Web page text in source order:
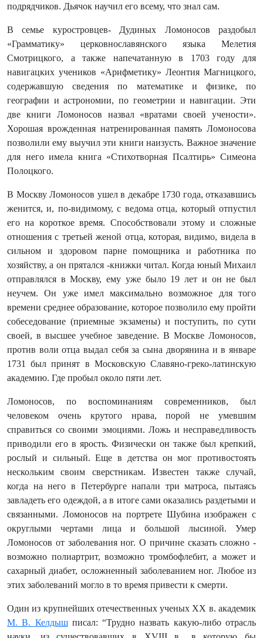
подрядчиков. Дьячок научил его всему, что знал сам.
В семье куростровцев- Дудиных Ломоносов раздобыл
«Грамматику» церковнославянского языка Мелетия
Смотрицкого, а также напечатанную в 1703 году для
навигацких учеников «Арифметику» Леонтия Магницкого,
содержавшую сведения по математике и физике, по
географии и астрономии, по геометрии и навигации. Эти
две книги Ломоносов назвал «вратами своей учености».
Хорошая врожденная натренированная память Ломоносова
позволили ему выучил эти книги наизусть. Важное значение
для него имела книга «Стихотворная Псалтирь» Симеона
Полоцкого.
В Москву Ломоносов ушел в декабре 1730 года, отказавшись
женится, и, по-видимому, с ведома отца, который отпустил
его на короткое время. Способствовали этому и сложные
отношения с третьей женой отца, которая, видимо, видела в
сильном и здоровом парне помощника и работника по
хозяйству, а он прятался -книжки читал. Когда юный Михаил
отправлялся в Москву, ему уже было 19 лет и он не был
неучем. Он уже имел максимально возможное для того
времени среднее образование, которое позволило ему пройти
собеседование (приемные экзамены) и поступить, по сути
своей, в высшее учебное заведение. В Москве Ломоносов,
против воли отца выдал себя за сына дворянина и в январе
1731 был принят в Московскую Славяно-греко-латинскую
академию. Где пробыл около пяти лет.
Ломоносов, по воспоминаниям современников, был
человеком очень крутого нрава, порой не умевшим
справиться со своими эмоциями. Ложь и несправедливость
приводили его в ярость. Физически он также был крепкий,
рослый и сильный. Еще в детства он мог противостоять
нескольким своим сверстникам. Известен также случай,
когда на него в Петербурге напали три матроса, пытаясь
завладеть его одеждой, а в итоге сами оказались раздетыми и
связанными. Ломоносов на портрете Шубина изображен с
округлыми чертами лица и большой лысиной. Умер
Ломоносов от заболевания ног. О причине сказать сложно -
возможно полиартрит, возможно тромбофлебит, а может и
сахарный диабет, осложненный заболеванием ног. Любое из
этих заболеваний могло в то время привести к смерти.
Один из крупнейших отечественных ученых XX в. академик
М. В. Келдышписал: “Трудно назвать какую-либо отрасль